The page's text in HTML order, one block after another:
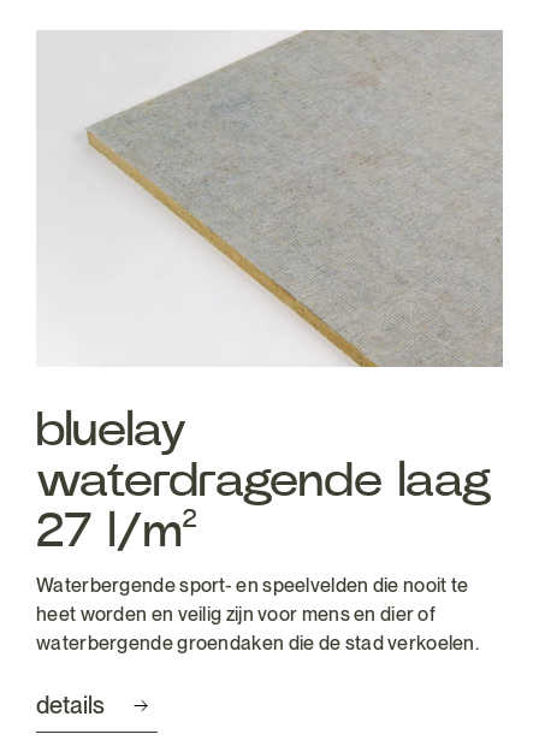
bluelay
waterdragende laag
27 l/m²
Waterbergende sport- en speelvelden die nooit te
heet worden en veilig zijn voor mens en dier of
waterbergende groendaken die de stad verkoelen.
details